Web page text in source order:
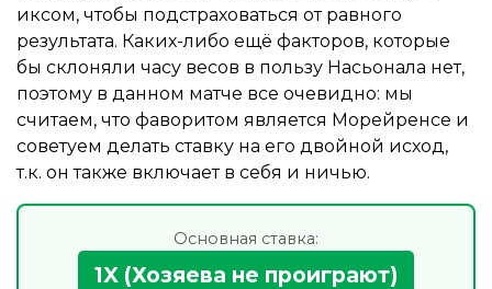
иксом, чтобы подстраховаться от равного
результата. Каких-либо ещё факторов, которые
бы склоняли часу весов в пользу Насьонала нет,
поэтому в данном матче все очевидно: мы
считаем, что фаворитом является Морейренсе и
советуем делать ставку на его двойной исход,
т.к. он также включает в себя и ничью.
Основная ставка:
1X (Хозяева не проиграют)